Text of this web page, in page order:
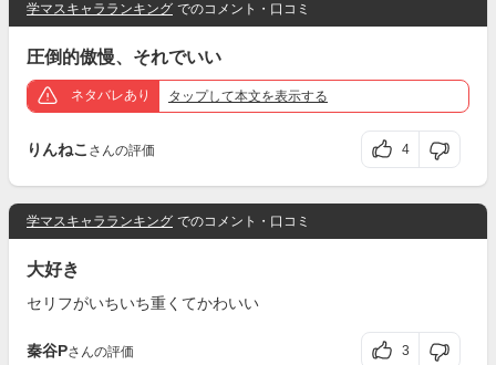
学マスキャラランキング でのコメント・口コミ
圧倒的傲慢、それでいい
ネタバレあり タップして本文を表示する
りんねこ さんの評価 4
学マスキャラランキング でのコメント・口コミ
大好き
セリフがいちいち重くてかわいい
秦谷Pさんの評価 3